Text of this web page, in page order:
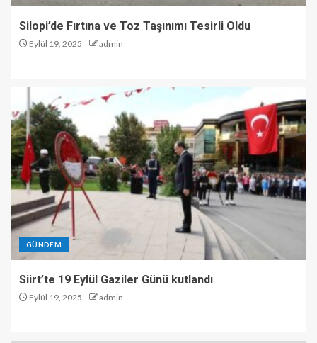
Silopi’de Fırtına ve Toz Taşınımı Tesirli Oldu
Eylül 19, 2025 admin
GÜNDEM
Siirt’te 19 Eylül Gaziler Günü kutlandı
Eylül 19, 2025 admin